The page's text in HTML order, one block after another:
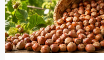
emeğinin korunmasını
istedi. Karaibrahim,
sürdürülebilir üretim için
fiyat politikasının yeniden
değerlendirilmesi gerektiğini
söyledi.